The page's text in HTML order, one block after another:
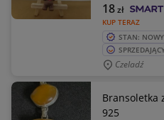
KUP TERAZ
18zł
STAN: NOWY
Czeladź
Bransoletka
925